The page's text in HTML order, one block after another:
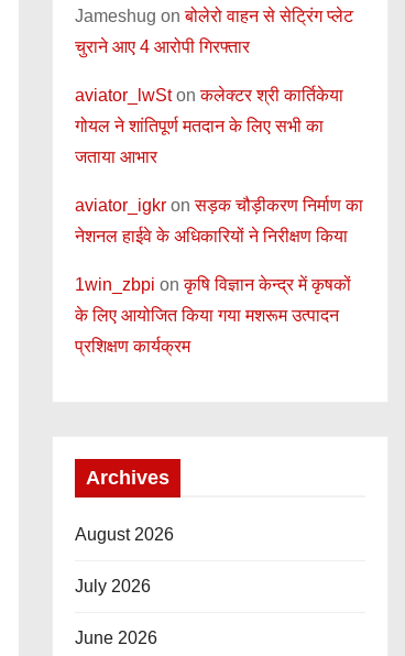
Jameshug onबोलेरो वाहन से सेट्रिंग प्लेट
चुराने आए 4 आरोपी गिरफ्तार
aviator_lwStonकलेक्टर श्री कार्तिकेया
गोयल ने शांतिपूर्ण मतदान के लिए सभी का
जताया आभार
aviator_igkr onसड़क चौड़ीकरण निर्माण का
नेशनल हाईवे के अधिकारियों ने निरीक्षण किया
1win_zbpi onकृषि विज्ञान केन्द्र में कृषकों
के लिए आयोजित किया गया मशरूम उत्पादन
प्रशिक्षण कार्यक्रम
Archives
August 2026
July 2026
June 2026